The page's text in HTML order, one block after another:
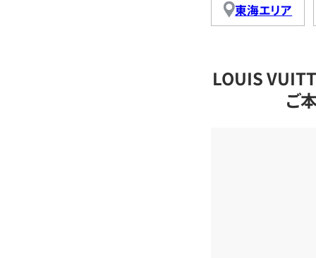
東海エリア
LOUIS
ご